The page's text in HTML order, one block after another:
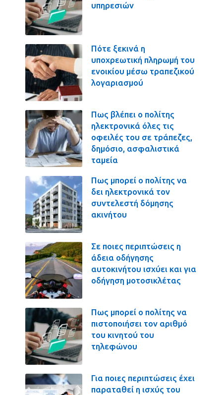
υπηρεσιών
Πότε ξεκινά η
υποχρεωτική πληρωμή του
ενοικίου μέσω τραπεζικού
λογαριασμού
Πως βλέπει ο πολίτης
ηλεκτρονικά όλες τις
οφειλές του σε τράπεζες,
δημόσιο, ασφαλιστικά
ταμεία
Πως μπορεί ο πολίτης να
δει ηλεκτρονικά τον
συντελεστή δόμησης
ακινήτου
Σε ποιες περιπτώσεις η
άδεια οδήγησης
αυτοκινήτου ισχύει και για
οδήγηση μοτοσικλέτας
Πως μπορεί ο πολίτης να
πιστοποιήσει τον αριθμό
του κινητού του
τηλεφώνου
Για ποιες περιπτώσεις έχει
παραταθεί η ισχύς του